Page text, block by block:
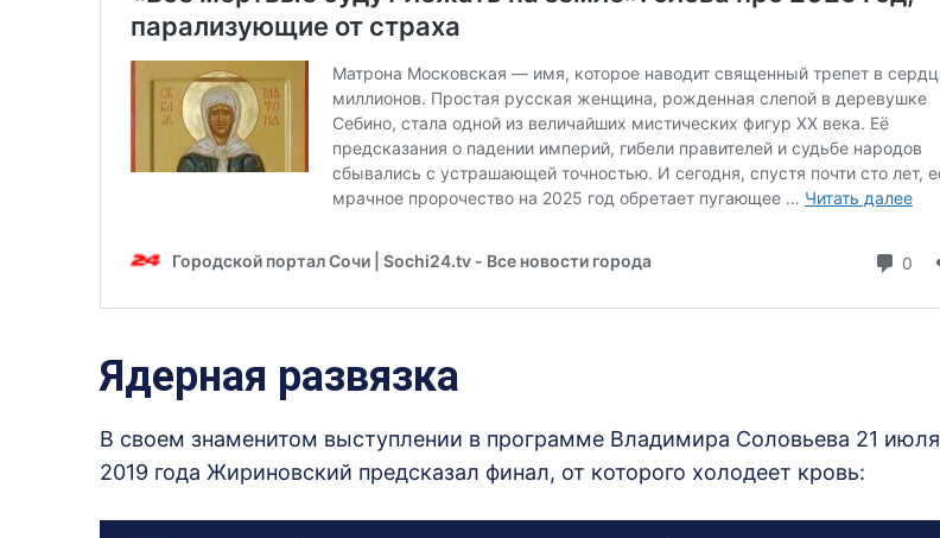
Ядерная развязка
В своем знаменитом выступлении в программе Владимира Соловьева 21 июля
2019 года Жириновский предсказал финал, от которого холодеет кровь: